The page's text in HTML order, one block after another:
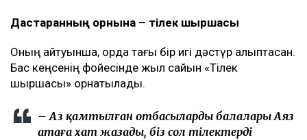
Дастарқанның орнына – тілек шыршасы
Оның айтуынша, қорда тағы бір игі дәстүр қалыптасқан.
Бас кеңсенің фойесінде жыл сайын «Тілек
шыршасы» орнатылады.
– Аз қамтылған отбасылардың балалары Аяз
атаға хат жазады, біз сол тілектерді